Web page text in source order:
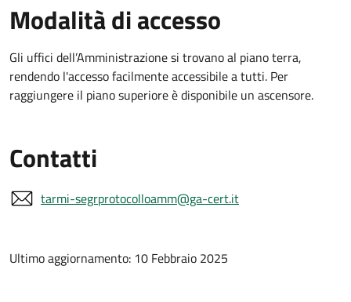
Modalità di accesso
Gli uffici dell’Amministrazione si trovano al piano terra,
rendendo l'accesso facilmente accessibile a tutti. Per
raggiungere il piano superiore è disponibile un ascensore.
Contatti
tarmi-segrprotocolloamm@ga-cert.it
Ultimo aggiornamento: 10 Febbraio 2025